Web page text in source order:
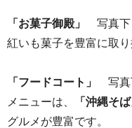
「お菓子御殿」
写真下
紅いも菓子を豊富に取り
「フードコート」
写真
メニューは、
「沖縄そば
グルメが豊富です。